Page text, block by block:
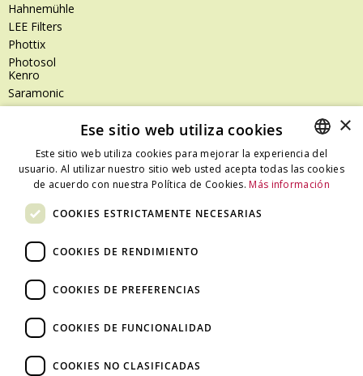
Hahnemühle
LEE Filters
Phottix
Photosol
Kenro
Saramonic
Shimoda
SanDisk Professional
Tenba
Zeiss
Dónde estamos
C/ Ali Bei, 67 – 08013 Barcelona - España
T. +34 93 245 27 23
info@fototecnica.com
Horario:
SPANISH
×
Ese sitio web utiliza cookies
Este sitio web utiliza cookies para mejorar la experiencia del
usuario. Al utilizar nuestro sitio web usted acepta todas las cookies
de acuerdo con nuestra Política de Cookies. Más información
COOKIES ESTRICTAMENTE NECESARIAS
COOKIES DE RENDIMIENTO
COOKIES DE PREFERENCIAS
COOKIES DE FUNCIONALIDAD
COOKIES NO CLASIFICADAS